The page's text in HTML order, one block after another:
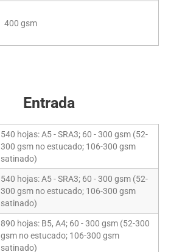
400 gsm
Entrada
540 hojas: A5 - SRA3; 60 - 300 gsm (52-
300 gsm no estucado; 106-300 gsm
satinado)
540 hojas: A5 - SRA3; 60 - 300 gsm (52-
300 gsm no estucado; 106-300 gsm
satinado)
890 hojas: B5, A4; 60 - 300 gsm (52-300
gsm no estucado; 106-300 gsm
satinado)